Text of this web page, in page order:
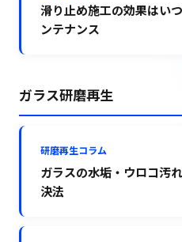
滑り止め施工の効果はい
ンテナンス
ガラス研磨再生
研磨再生コラム
ガラスの水垢・ウロコ汚
決法